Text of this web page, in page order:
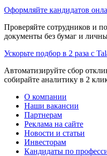
Оформляйте кандидатов
Проверяйте сотрудников и
документы без бумаг и
Ускорьте подбор в 2 раза с
Автоматизируйте сбор
собирайте аналитику в 2
О компании
Наши вакансии
Партнерам
Реклама на сайте
Новости и статьи
Инвесторам
Кандидаты по